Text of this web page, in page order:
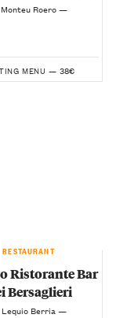
Roero —
MENU — 38€
RESTAURANT
Ristorante Bar
Bersaglieri
Berria —